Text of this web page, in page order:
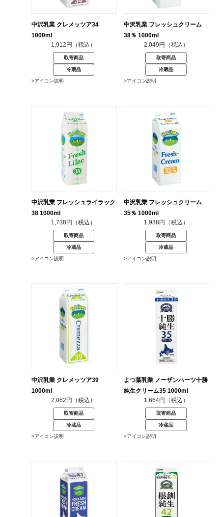
中沢乳業 クレメッツア34
1000ml
1,912円（税込）
取寄商品
冷蔵品
>アイコン説明
中沢乳業 フレッシュクリーム
38％ 1000ml
2,049円（税込）
取寄商品
冷蔵品
>アイコン説明
中沢乳業 フレッシュライラック
38 1000ml
1,738円（税込）
取寄商品
冷蔵品
>アイコン説明
中沢乳業 フレッシュクリーム
35％ 1000ml
1,938円（税込）
取寄商品
冷蔵品
>アイコン説明
中沢乳業 クレメッツア39
1000ml
2,062円（税込）
取寄商品
冷蔵品
>アイコン説明
よつ葉乳業 ノーザンハーツ十勝
純生クリーム35 1000ml
1,664円（税込）
取寄商品
冷蔵品
>アイコン説明